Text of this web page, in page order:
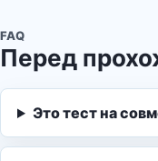
FAQ
Перед
Это тест на